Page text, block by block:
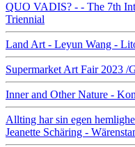
QUO VADIS? - - The 7th
Triennial
Land Art - Leyun Wang -
Supermarket Art Fair 2023 /
Inner and Other Nature -
Allting har sin egen
Jeanette Schäring -